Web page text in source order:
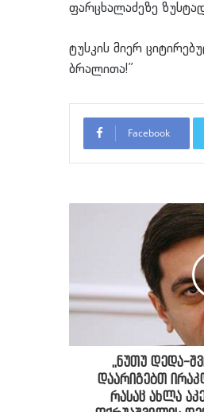
ფარცხალაძეზე
ტუსკის მიერ
ბრალითა!”
Facebook
,,ნუთუ დედა-
დაარიგებთ
რასაც ახლა